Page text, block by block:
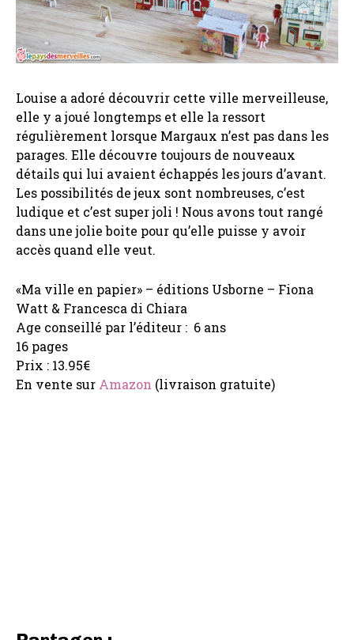
Louise a adoré découvrir cette ville merveilleuse,
elle y a joué longtemps et elle la ressort
régulièrement lorsque Margaux n’est pas dans les
parages. Elle découvre toujours de nouveaux
détails qui lui avaient échappés les jours d’avant.
Les possibilités de jeux sont nombreuses, c’est
ludique et c’est super joli ! Nous avons tout rangé
dans une jolie boite pour qu’elle puisse y avoir
accès quand elle veut.
«Ma ville en papier» – éditions Usborne – Fiona
Watt & Francesca di Chiara
Age conseillé par l’éditeur : 6 ans
16 pages
Prix : 13.95€
En vente sur Amazon (livraison gratuite)